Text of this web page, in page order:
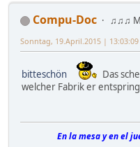
Compu-Doc
♫♫♫
Sonntag, 19.April.2015 |
bitteschön
Das
welcher Fabrik er
En la mesa y en el